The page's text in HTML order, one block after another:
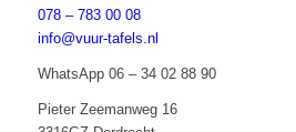
078 – 783 00 08
info@vuur-tafels.nl
WhatsApp 06 – 34 02 88 90
Pieter Zeemanweg 16